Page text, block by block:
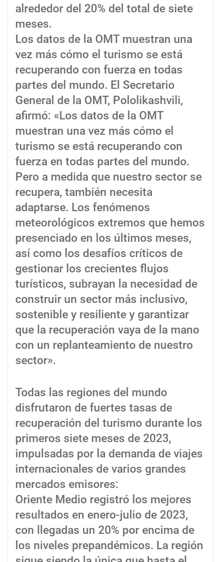
alrededor del 20% del total de siete
meses.
Los datos de la OMT muestran una
vez más cómo el turismo se está
recuperando con fuerza en todas
partes del mundo. El Secretario
General de la OMT, Pololikashvili,
afirmó: «Los datos de la OMT
muestran una vez más cómo el
turismo se está recuperando con
fuerza en todas partes del mundo.
Pero a medida que nuestro sector se
recupera, también necesita
adaptarse. Los fenómenos
meteorológicos extremos que hemos
presenciado en los últimos meses,
así como los desafíos críticos de
gestionar los crecientes flujos
turísticos, subrayan la necesidad de
construir un sector más inclusivo,
sostenible y resiliente y garantizar
que la recuperación vaya de la mano
con un replanteamiento de nuestro
sector».
Todas las regiones del mundo
disfrutaron de fuertes tasas de
recuperación del turismo durante los
primeros siete meses de 2023,
impulsadas por la demanda de viajes
internacionales de varios grandes
mercados emisores:
Oriente Medio registró los mejores
resultados en enero-julio de 2023,
con llegadas un 20% por encima de
los niveles prepandémicos. La región